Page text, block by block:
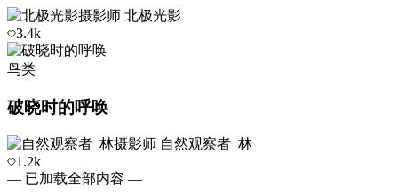
摄影师 北极光影
3.4k
鸟类
破晓时的呼唤
摄影师 自然观察者_林
1.2k
— 已加载全部内容 —